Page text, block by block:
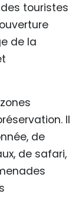
touristes
de la
Il
de
de safari,